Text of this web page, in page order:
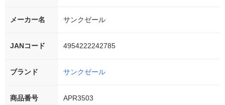
メーカー名 サンクゼール
JANコード 4954222242785
ブランド サンクゼール
商品番号 APR3503